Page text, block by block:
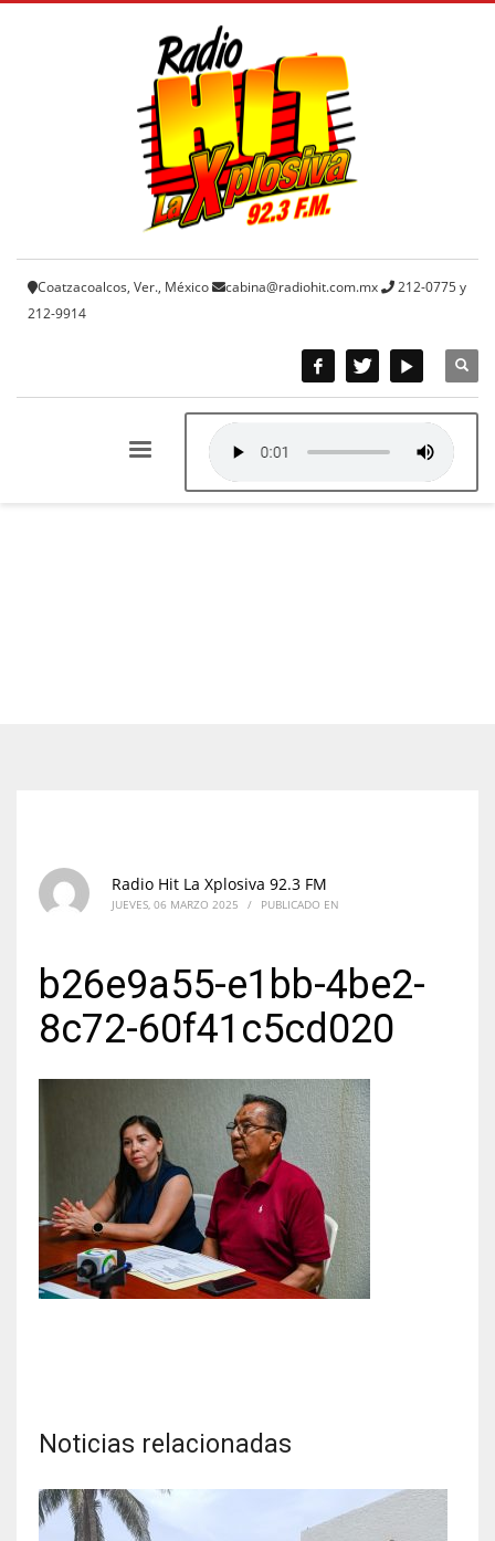
Coatzacoalcos, Ver., México cabina@radiohit.com.mx
212-0775 y
212-9914
Radio Hit La Xplosiva 92.3 FM
JUEVES, 06 MARZO 2025 / PUBLICADO EN
b26e9a55-e1bb-4be2-
8c72-60f41c5cd020
Noticias relacionadas